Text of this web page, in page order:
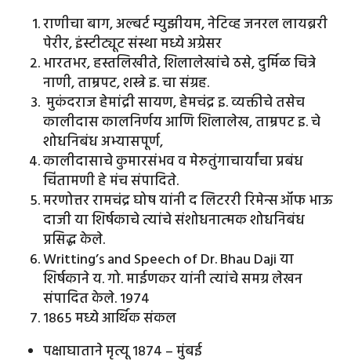
राणीचा बाग, अल्बर्ट म्युझीयम, नेटिव्ह जनरल लायब्ररी
पेरीर, इंस्टीट्यूट संस्था मध्ये अग्रेसर
भारतभर, हस्तलिखीते, शिलालेखांचे ठसे, दुर्मिळ चित्रे
नाणी, ताम्रपट, शस्त्रे इ. चा संग्रह.
मुकंदराज हेमांद्री सायण, हेमचंद्र इ. व्यक्तीचे तसेच
कालीदास कालनिर्णय आणि शिलालेख, ताम्रपट इ. चे
शोधनिबंध अभ्यासपूर्ण,
कालीदासाचे कुमारसंभव व मेरुतुंगाचार्यांचा प्रबंध
चिंतामणी हे मंच संपादिते.
मरणोत्तर रामचंद्र घोष यांनी द लिटररी रिमेन्स ऑफ भाऊ
दाजी या शिर्षकाचे त्यांचे संशोधनात्मक शोधनिबंध
प्रसिद्ध केले.
Writting’s and Speech of Dr. Bhau Daji या
शिर्षकाने य. गो. माईणकर यांनी त्यांचे समग्र लेखन
संपादित केले. १९७४
१८६५ मध्ये आर्थिक संकल
पक्षाघाताने मृत्यू १८७४ – मुंबई